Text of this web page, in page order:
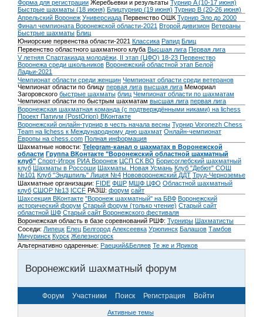
Форма для регистрации Жеребьевки и результаты Турнир A (10-17 июня)
Быстрые шахматы (18 июня) Блицтурнир (19 июня) Турнир B (20-26 июня)
Апрельский Воронеж Универсиада Первенство ОШК Турнир Эло до 2000
Финал чемпионата Воронежской области-2021 Второй дивизион Ветераны
Быстрые шахматы Блиц
Юниорские первенства области-2021 Классика Рапид Блиц
Первенство областного шахматного клуба Высшая лига Первая лига
V летняя Спартакиада молодёжи, II этап (ЦФО) 18-23 Первенство
Воронежа среди школьников Воронежский областной этап Белой
Ладьи-2021
Чемпионат области среди женщин Чемпионат области среди ветеранов
Чемпионат области по блицу первая лига высшая лига Мемориал
Загоровского быстрые шахматы блиц Чемпионат области по шахматам
Чемпионат области по быстрым шахматам высшая лига первая лига
Воронежская шахматная команда (с подтверждёнными никами) на lichess
Проект Патиум (PostOrion) ВКонтакте
Воронежский онлайн-турнир в честь начала весны Турнир Voronezh Chess
Team на lichess к Международному дню шахмат Онлайн-чемпионат
Европы на chess.com Полная информация
Шахматные новости: Telegram-канал о шахматах в Воронежской
области Группа ВКонтакте "Воронежский областной шахматный
клуб" Спорт-Игрок РИА Воронеж ЦСП СК ВО Борисоглебский шахматный
клуб Шахматы в Россоши Шахматы. Новая Усмань Клуб "Дебют" СОШ
№101 Клуб "Эндшпиль" Лицея №4 Нововоронежский ДДТ Труд-Черноземье
Шахматные организации: FIDE ФШР МШФ ЦФО Областной шахматный
клуб СШОР №13 ICCF РАЗШ: форум сайт
Шахсекция ВКонтакте "Воронеж шахматный" на БВФ Воронежский
исторический форум Cтарый форум (только чтение) Старый сайт
областной ШФ Старый сайт Воронежского фестиваля
Воронежская область в базе соревнований РШФ: Турниры Шахматисты
Соседи: Липецк Елец Белгород Алексеевка Урюпинск Балашов Тамбов
Мичуринск Курск Железногорск
Альтернативно одаренные: Раецкий&Беляев Те же и Яриков
Воронежский шахматный форум
Форум Участники Поиск Регистрация Войти
Активные темы